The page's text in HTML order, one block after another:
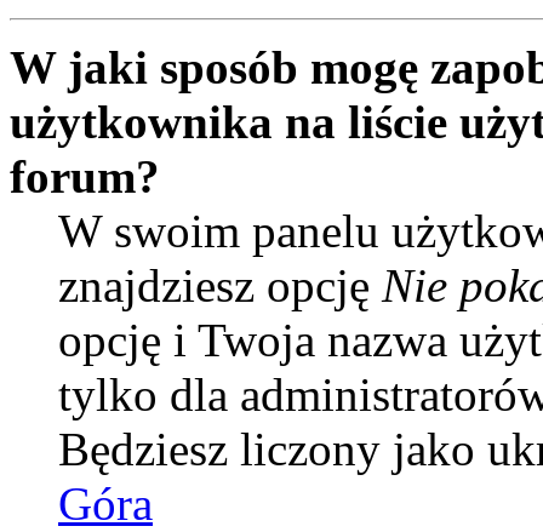
W jaki sposób mogę
użytkownika na liście
forum?
W swoim panelu
znajdziesz opcję Nie
opcję i Twoja nazwa
tylko dla
Będziesz liczony jako
Góra